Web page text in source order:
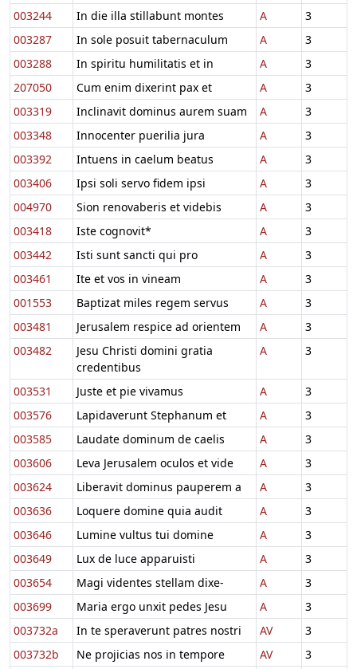
003244
In die illa stillabunt montes A
3
003287
In sole posuit tabernaculum A
3
003288
In spiritu humilitatis et in A
3
207050
Cum enim dixerint pax et A
3
003319
Inclinavit dominus aurem suam A
3
003348
Innocenter puerilia jura A
3
003392
Intuens in caelum beatus A
3
003406
Ipsi soli servo fidem ipsi A
3
004970
Sion renovaberis et videbis A
3
003418
Iste cognovit* A
3
003442
Isti sunt sancti qui pro A
3
003461
Ite et vos in vineam A
3
001553
Baptizat miles regem servus A
3
003481
Jerusalem respice ad orientem A
3
003482
Jesu Christi domini gratia
credentibus
A 3
003531 Juste et pie vivamus A
3
003576
Lapidaverunt Stephanum et A
3
003585
Laudate dominum de caelis A
3
003606
Leva Jerusalem oculos et vide A
3
003624
Liberavit dominus pauperem a A
3
003636
Loquere domine quia audit A
3
003646
Lumine vultus tui domine A
3
003649
Lux de luce apparuisti A
3
003654
Magi videntes stellam dixe- A
3
003699
Maria ergo unxit pedes Jesu A
3
003732a
In te speraverunt patres nostri AV
3
003732b
Ne projicias nos in tempore AV
3